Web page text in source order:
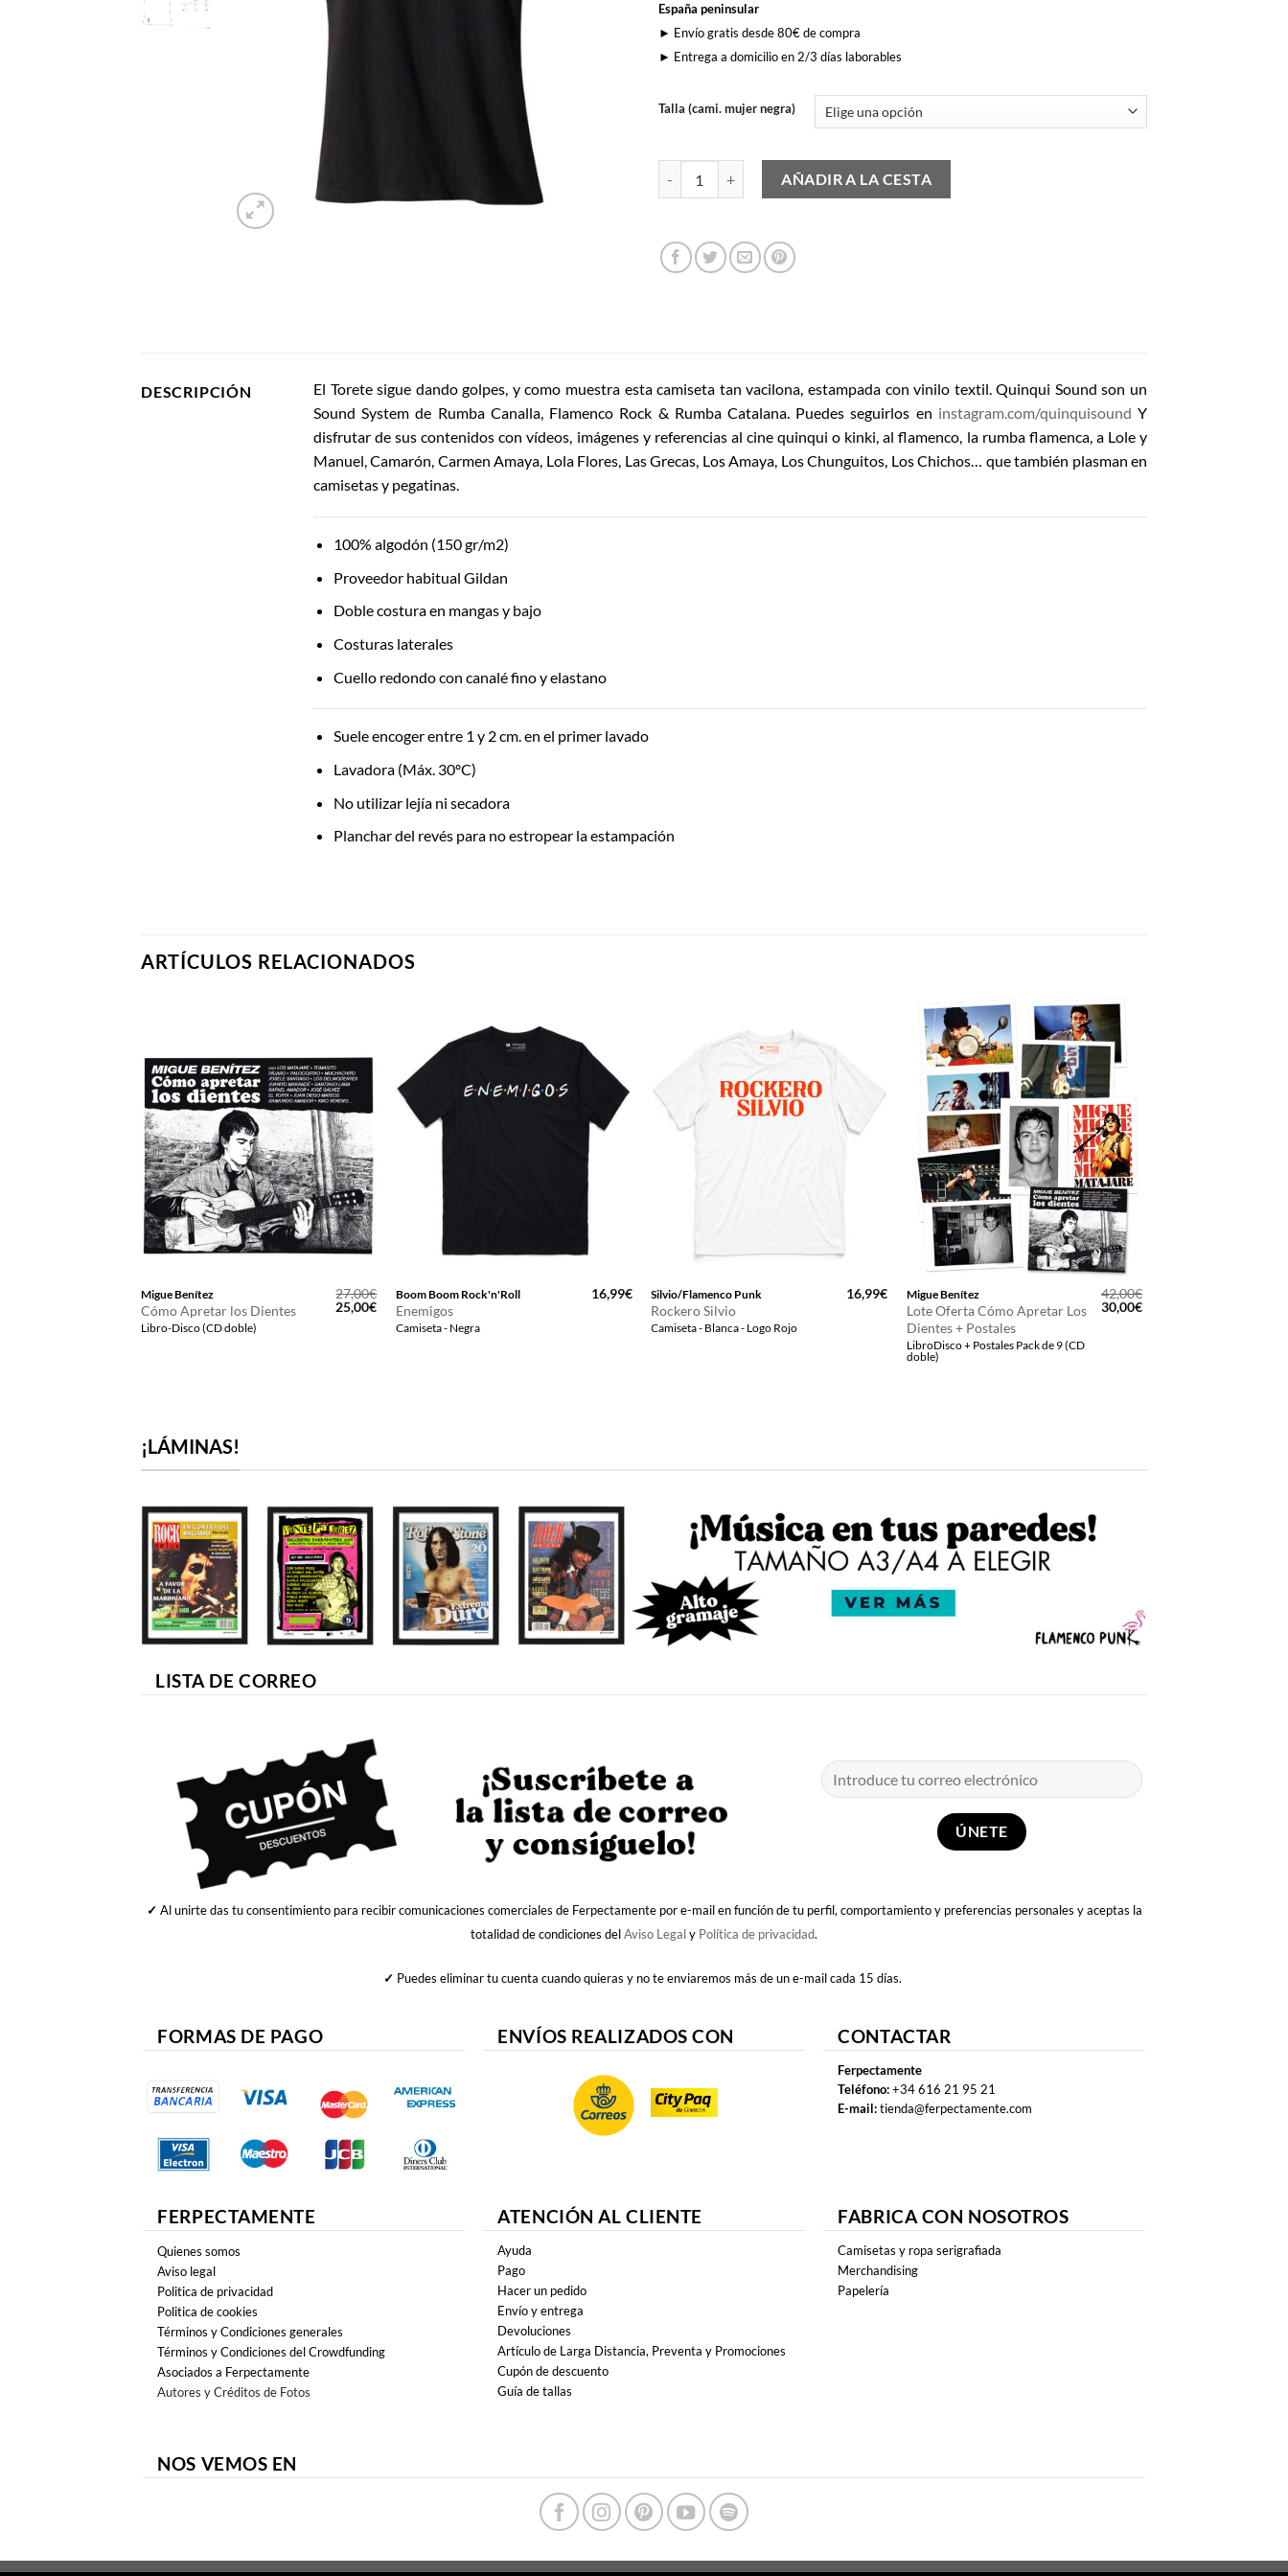
España peninsular
► Envío gratis desde 80€ de compra
► Entrega a domicilio en 2/3 días laborables
Talla (cami. mujer negra)
Dale Caña Torete (Mujer) cantidadAÑADIR A LA CESTA
DESCRIPCIÓN
El Torete sigue dando golpes, y como muestra esta camiseta tan vacilona, estampada con vinilo textil. Quinqui Sound son un
Sound System de Rumba Canalla, Flamenco Rock & Rumba Catalana. Puedes seguirlos en instagram.com/quinquisoundY
disfrutar de sus contenidos con vídeos, imágenes y referencias al cine quinqui o kinki, al flamenco, la rumba flamenca, a Lole y
Manuel, Camarón, Carmen Amaya, Lola Flores, Las Grecas, Los Amaya, Los Chunguitos, Los Chichos… que también plasman en
camisetas y pegatinas.
100% algodón (150 gr/m2)
Proveedor habitual Gildan
Doble costura en mangas y bajo
Costuras laterales
Cuello redondo con canalé fino y elastano
Suele encoger entre 1 y 2 cm. en el primer lavado
Lavadora (Máx. 30ºC)
No utilizar lejía ni secadora
Planchar del revés para no estropear la estampación
ARTÍCULOS RELACIONADOS
Migue Benítez
Cómo Apretar los Dientes
Libro-Disco (CD doble)
27,00€
El
precio
25,00€El
precio
actual
Boom Boom Rock'n'Roll
Enemigos
Camiseta - Negra
16,99€ Silvio/Flamenco Punk
Rockero Silvio
Camiseta - Blanca - Logo Rojo
16,99€ Migue Benítez
Lote Oferta Cómo Apretar Los
Dientes + Postales
LibroDisco + Postales Pack de 9 (CD
doble)
42,00€
El
precio
30,00€El
¡LÁMINAS!
LISTA DE CORREO
✓ Al unirte das tu consentimiento para recibir comunicaciones comerciales de Ferpectamente por e-mail en función de tu perfil, comportamiento y preferencias personales y aceptas la
totalidad de condiciones delAviso Legaly Política de privacidad.
✓ Puedes eliminar tu cuenta cuando quieras y no te enviaremos más de un e-mail cada 15 días.
FORMAS DE PAGO ENVÍOS REALIZADOS CON CONTACTAR
Ferpectamente
Teléfono:+34 616 21 95 21
E-mail:tienda@ferpectamente.com
FERPECTAMENTE
Quienes somos
Aviso legal
Politica de privacidad
Politica de cookies
Términos y Condiciones generales
Términos y Condiciones del Crowdfunding
Asociados a Ferpectamente
Autores y Créditos de Fotos
ATENCIÓN AL CLIENTE
Ayuda
Pago
Hacer un pedido
Envío y entrega
Devoluciones
Artículo de Larga Distancia, Preventa y Promociones
Cupón de descuento
Guía de tallas
FABRICA CON NOSOTROS
Camisetas y ropa serigrafiada
Merchandising
Papelería
NOS VEMOS EN